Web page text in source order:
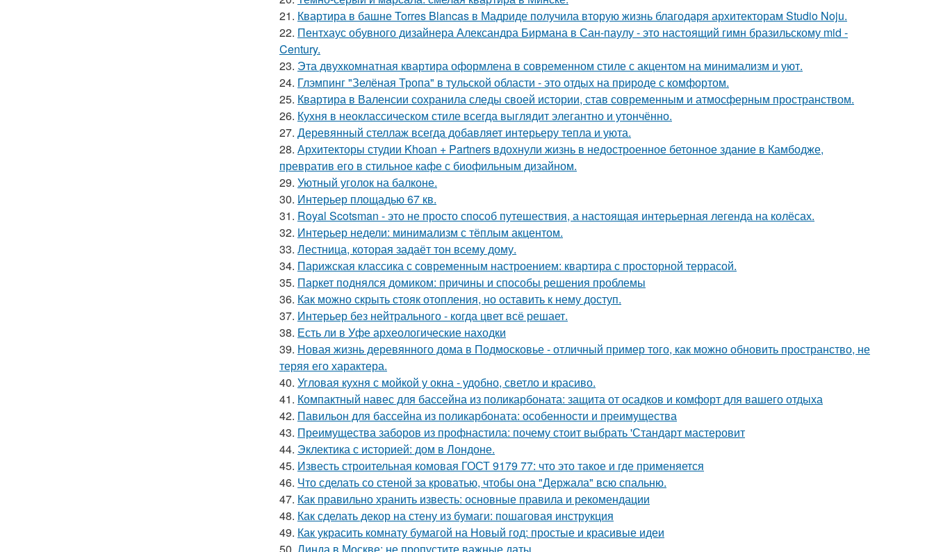
21. Квартира в башне Torres Blancas в Мадриде получила вторую жизнь благодаря архитекторам Studio Noju.
22. Пентхаус обувного дизайнера Александра Бирмана в Сан-паулу - это настоящий гимн бразильскому mid -
Century.
23. Эта двухкомнатная квартира оформлена в современном стиле с акцентом на минимализм и уют.
24. Глэмпинг "Зелёная Тропа" в тульской области - это отдых на природе с комфортом.
25. Квартира в Валенсии сохранила следы своей истории, став современным и атмосферным пространством.
26. Кухня в неоклассическом стиле всегда выглядит элегантно и утончённо.
27. Деревянный стеллаж всегда добавляет интерьеру тепла и уюта.
28. Архитекторы студии Khoan + Partners вдохнули жизнь в недостроенное бетонное здание в Камбодже,
превратив его в стильное кафе с биофильным дизайном.
29. Уютный уголок на балконе.
30. Интерьер площадью 67 кв.
31. Royal Scotsman - это не просто способ путешествия, а настоящая интерьерная легенда на колёсах.
32. Интерьер недели: минимализм с тёплым акцентом.
33. Лестница, которая задаёт тон всему дому.
34. Парижская классика с современным настроением: квартира с просторной террасой.
35. Паркет поднялся домиком: причины и способы решения проблемы
36. Как можно скрыть стояк отопления, но оставить к нему доступ.
37. Интерьер без нейтрального - когда цвет всё решает.
38. Есть ли в Уфе археологические находки
39. Новая жизнь деревянного дома в Подмосковье - отличный пример того, как можно обновить пространство, не
теряя его характера.
40. Угловая кухня с мойкой у окна - удобно, светло и красиво.
41. Компактный навес для бассейна из поликарбоната: защита от осадков и комфорт для вашего отдыха
42. Павильон для бассейна из поликарбоната: особенности и преимущества
43. Преимущества заборов из профнастила: почему стоит выбрать 'Стандарт мастеровит
44. Эклектика с историей: дом в Лондоне.
45. Известь строительная комовая ГОСТ 9179 77: что это такое и где применяется
46. Что сделать со стеной за кроватью, чтобы она "Держала" всю спальню.
47. Как правильно хранить известь: основные правила и рекомендации
48. Как сделать декор на стену из бумаги: пошаговая инструкция
49. Как украсить комнату бумагой на Новый год: простые и красивые идеи